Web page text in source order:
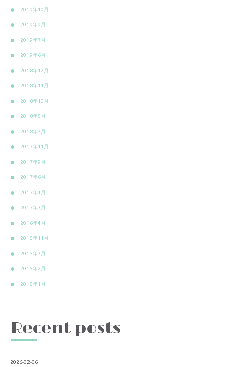
2019年10月
2019年9月
2019年7月
2019年6月
2018年12月
2018年11月
2018年10月
2018年5月
2018年3月
2017年11月
2017年9月
2017年6月
2017年4月
2017年3月
2016年4月
2015年11月
2015年3月
2015年2月
2015年1月
Recent posts
2026-02-06